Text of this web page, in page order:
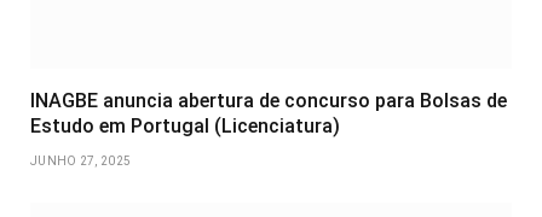
INAGBE anuncia abertura de concurso para Bolsas de
Estudo em Portugal (Licenciatura)
JUNHO 27, 2025